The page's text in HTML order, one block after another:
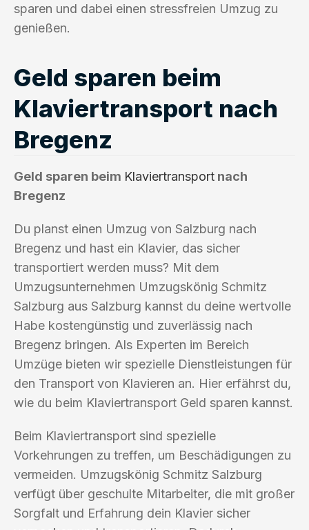
sparen und dabei einen stressfreien Umzug zu
genießen.
Geld sparen beim
Klaviertransport nach
Bregenz
Geld sparen beim Klaviertransport nach
Bregenz
Du planst einen Umzug von Salzburg nach
Bregenz und hast ein Klavier, das sicher
transportiert werden muss? Mit dem
Umzugsunternehmen Umzugskönig Schmitz
Salzburg aus Salzburg kannst du deine wertvolle
Habe kostengünstig und zuverlässig nach
Bregenz bringen. Als Experten im Bereich
Umzüge bieten wir spezielle Dienstleistungen für
den Transport von Klavieren an. Hier erfährst du,
wie du beim Klaviertransport Geld sparen kannst.
Beim Klaviertransport sind spezielle
Vorkehrungen zu treffen, um Beschädigungen zu
vermeiden. Umzugskönig Schmitz Salzburg
verfügt über geschulte Mitarbeiter, die mit großer
Sorgfalt und Erfahrung dein Klavier sicher